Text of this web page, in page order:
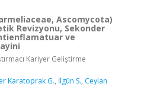
Ascomycota)
Revizyonu, Sekonder
ve
Kariyer Geliştirme
Karatoprak G., İlgün S., Ceylan